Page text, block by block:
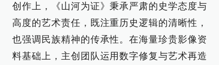
创作上，《山河为证》秉承严肃的史学态度与
高度的艺术责任，既注重历史逻辑的清晰性，
也强调民族精神的传承性。在海量珍贵影像资
料基础上，主创团队运用数字修复与艺术再造